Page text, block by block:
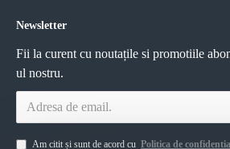
Newsletter
Fii la curent cu noutațile si promotiile
ul nostru.
Am citit și sunt de acord cu Politica de